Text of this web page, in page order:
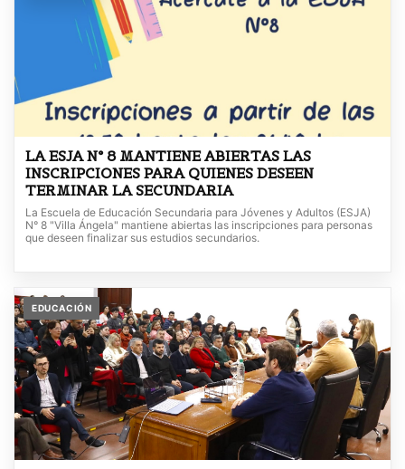
LA ESJA N° 8 MANTIENE ABIERTAS LAS
INSCRIPCIONES PARA QUIENES DESEEN
TERMINAR LA SECUNDARIA
La Escuela de Educación Secundaria para Jóvenes y Adultos (ESJA)
N° 8 "Villa Ángela" mantiene abiertas las inscripciones para personas
que deseen finalizar sus estudios secundarios.
EDUCACIÓN